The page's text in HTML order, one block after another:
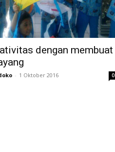
dengan membuat
- 1 Oktober 2016 0